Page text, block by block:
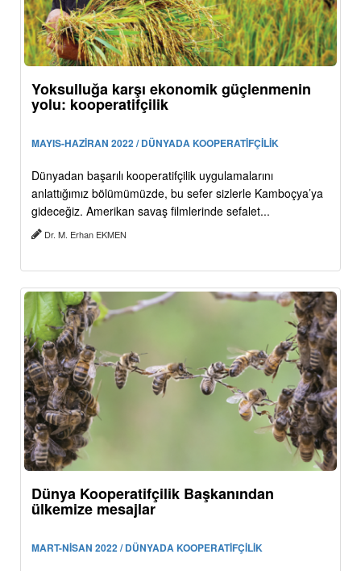
Yoksulluğa karşı ekonomik güçlenmenin
yolu: kooperatifçilik
MAYIS-HAZİRAN 2022 / DÜNYADA KOOPERATİFÇİLİK
Dünyadan başarılı kooperatifçilik uygulamalarını
anlattığımız bölümümüzde, bu sefer sizlerle Kamboçya’ya
gideceğiz. Amerikan savaş filmlerinde sefalet...
Dr. M. Erhan EKMEN
Dünya Kooperatifçilik Başkanından
ülkemize mesajlar
MART-NİSAN 2022 / DÜNYADA KOOPERATİFÇİLİK